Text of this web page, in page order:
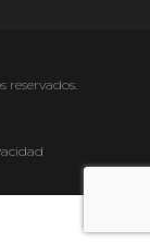
reservados.